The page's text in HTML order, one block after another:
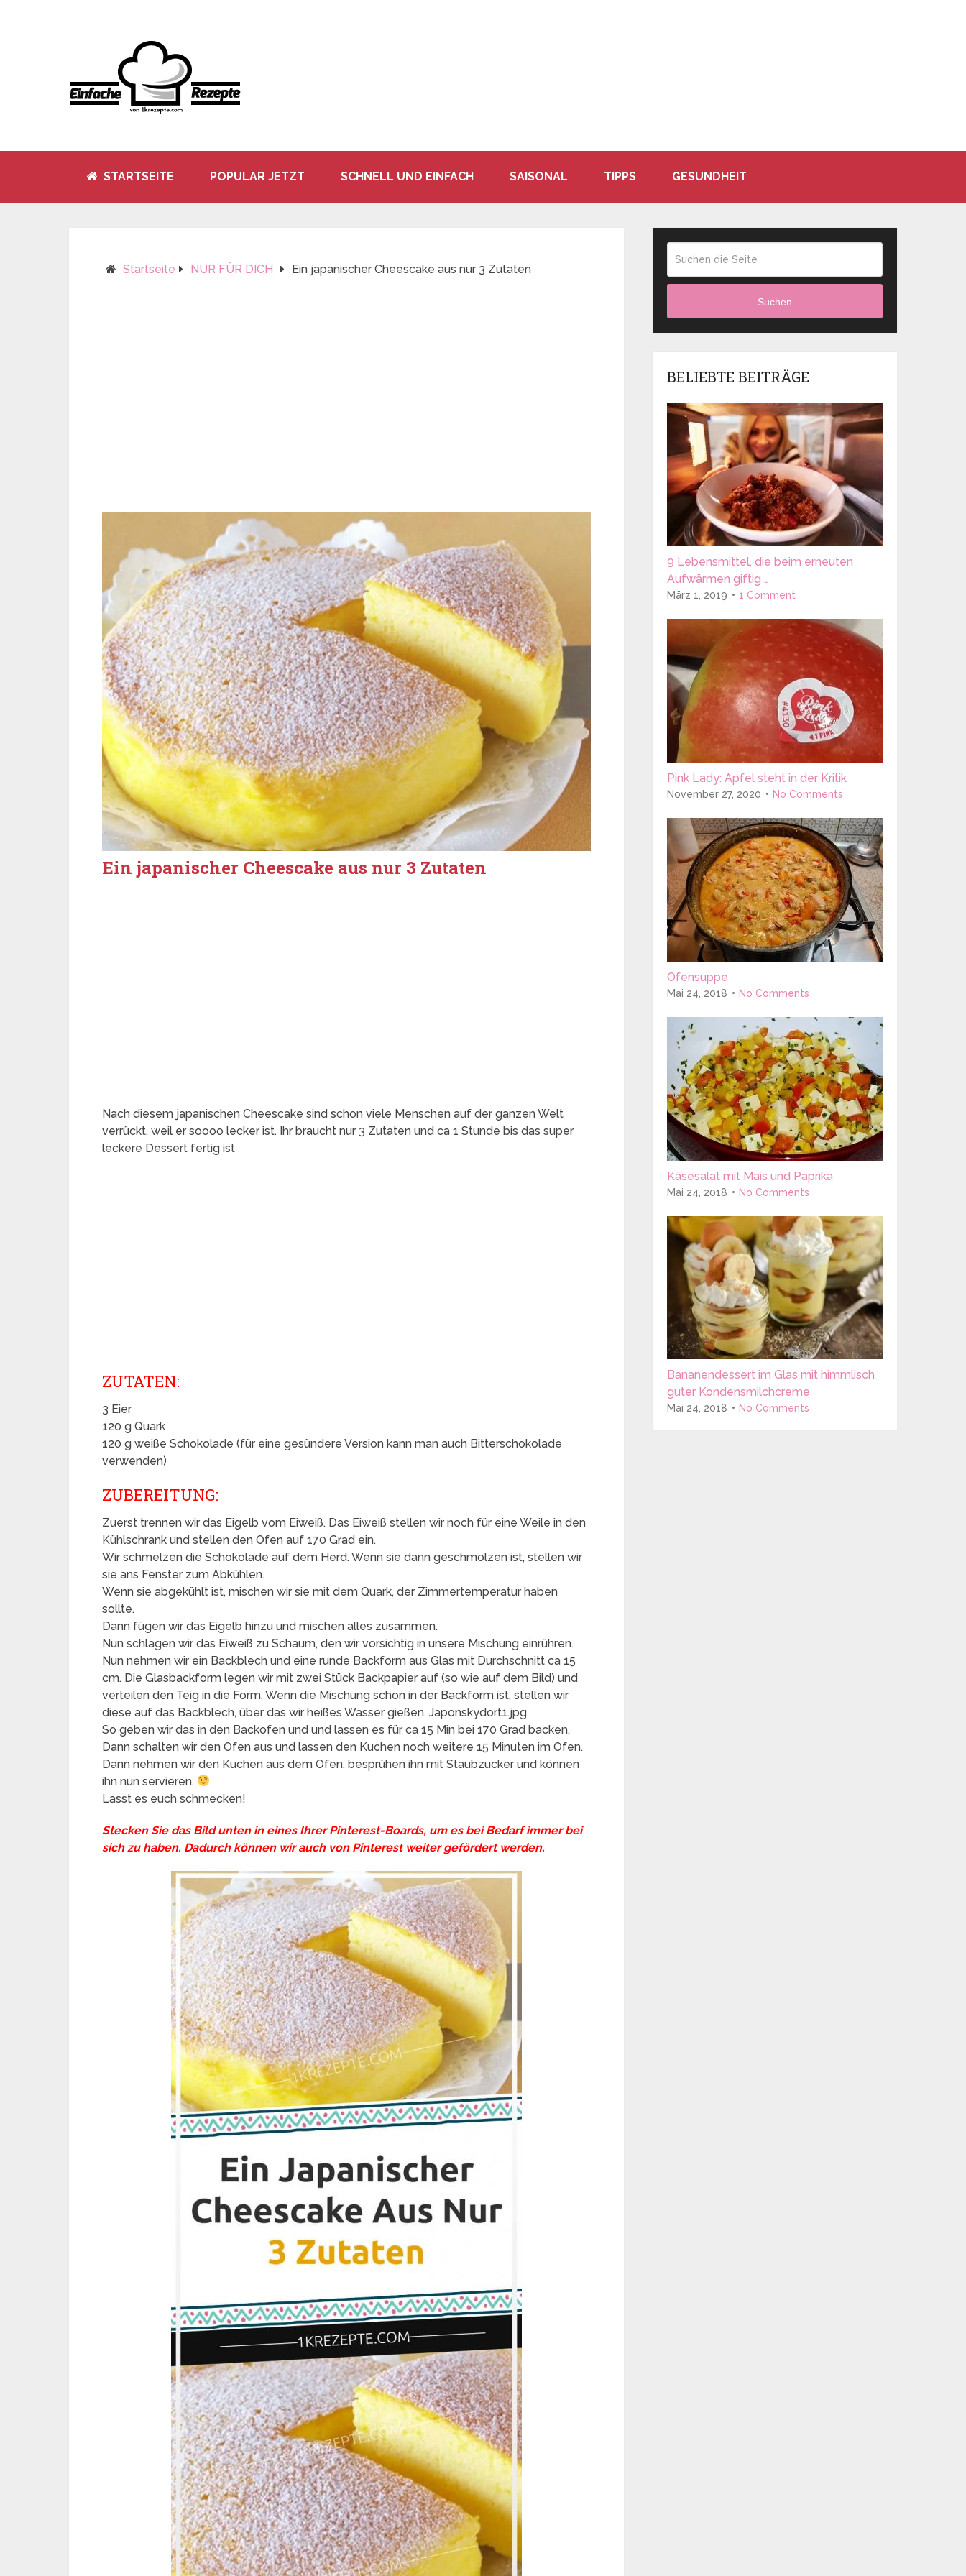
STARTSEITE POPULAR JETZT SCHNELL UND EINFACH SAISONAL TIPPS GESUNDHEIT
Startseite NUR FÜR DICH Ein japanischer Cheescake aus nur 3 Zutaten
Ein japanischer Cheescake aus nur 3 Zutaten
Nach diesem japanischen Cheescake sind schon viele Menschen auf der ganzen Welt
verrückt, weil er soooo lecker ist. Ihr braucht nur 3 Zutaten und ca 1 Stunde bis das super
leckere Dessert fertig ist
ZUTATEN:
3 Eier
120 g Quark
120 g weiße Schokolade (für eine gesündere Version kann man auch Bitterschokolade
verwenden)
ZUBEREITUNG:
Zuerst trennen wir das Eigelb vom Eiweiß. Das Eiweiß stellen wir noch für eine Weile in den
Kühlschrank und stellen den Ofen auf 170 Grad ein.
Wir schmelzen die Schokolade auf dem Herd. Wenn sie dann geschmolzen ist, stellen wir
sie ans Fenster zum Abkühlen.
Wenn sie abgekühlt ist, mischen wir sie mit dem Quark, der Zimmertemperatur haben
sollte.
Dann fügen wir das Eigelb hinzu und mischen alles zusammen.
Nun schlagen wir das Eiweiß zu Schaum, den wir vorsichtig in unsere Mischung einrühren.
Nun nehmen wir ein Backblech und eine runde Backform aus Glas mit Durchschnitt ca 15
cm. Die Glasbackform legen wir mit zwei Stück Backpapier auf (so wie auf dem Bild) und
verteilen den Teig in die Form. Wenn die Mischung schon in der Backform ist, stellen wir
diese auf das Backblech, über das wir heißes Wasser gießen. Japonskydort1.jpg
So geben wir das in den Backofen und und lassen es für ca 15 Min bei 170 Grad backen.
Dann schalten wir den Ofen aus und lassen den Kuchen noch weitere 15 Minuten im Ofen.
Dann nehmen wir den Kuchen aus dem Ofen, besprühen ihn mit Staubzucker und können
ihn nun servieren.
Lasst es euch schmecken!
Stecken Sie das Bild unten in eines Ihrer Pinterest-Boards, um es bei Bedarf immer bei
sich zu haben. Dadurch können wir auch von Pinterest weiter gefördert werden.
Suchen
BELIEBTE BEITRÄGE
9 Lebensmittel, die beim erneuten
Aufwärmen giftig …
März 1, 2019 1 Comment
Pink Lady: Apfel steht in der Kritik
November 27, 2020 No Comments
Ofensuppe
Mai 24, 2018 No Comments
Käsesalat mit Mais und Paprika
Mai 24, 2018 No Comments
Bananendessert im Glas mit himmlisch
guter Kondensmilchcreme
Mai 24, 2018 No Comments